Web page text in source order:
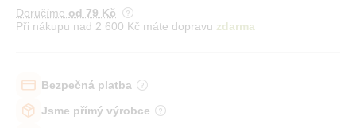
Doručíme od 79 Kč
Při nákupu nad 2 600 Kč máte dopravu zdarma
Bezpečná platba
Jsme přímý výrobce